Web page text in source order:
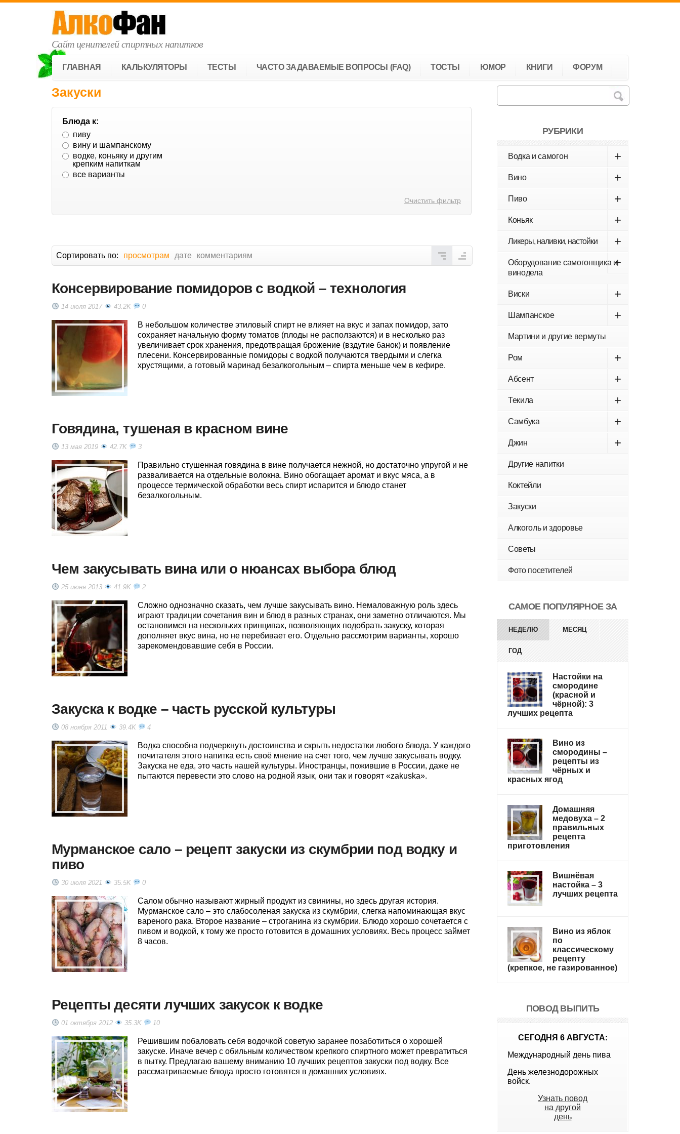
Сайт ценителей спиртных напитков
ГЛАВНАЯ КАЛЬКУЛЯТОРЫ ТЕСТЫ ЧАСТО ЗАДАВАЕМЫЕ ВОПРОСЫ (FAQ) ТОСТЫ ЮМОР КНИГИ ФОРУМ
Закуски
Блюда к:
пиву
вину и шампанскому
водке, коньяку и другим
крепким напиткам
все варианты
Очистить фильтр
Сортировать по: просмотрам дате комментариям
Консервирование помидоров с водкой – технология
14 июля 2017 43.2K 0
В небольшом количестве этиловый спирт не влияет на вкус и запах помидор, зато
сохраняет начальную форму томатов (плоды не расползаются) и в несколько раз
увеличивает срок хранения, предотвращая брожение (вздутие банок) и появление
плесени. Консервированные помидоры с водкой получаются твердыми и слегка
хрустящими, а готовый маринад безалкогольным – спирта меньше чем в кефире.
Говядина, тушеная в красном вине
13 мая 2019 42.7K 3
Правильно стушенная говядина в вине получается нежной, но достаточно упругой и не
разваливается на отдельные волокна. Вино обогащает аромат и вкус мяса, а в
процессе термической обработки весь спирт испарится и блюдо станет
безалкогольным.
Чем закусывать вина или о нюансах выбора блюд
25 июня 2013 41.9K 2
Сложно однозначно сказать, чем лучше закусывать вино. Немаловажную роль здесь
играют традиции сочетания вин и блюд в разных странах, они заметно отличаются. Мы
остановимся на нескольких принципах, позволяющих подобрать закуску, которая
дополняет вкус вина, но не перебивает его. Отдельно рассмотрим варианты, хорошо
зарекомендовавшие себя в России.
Закуска к водке – часть русской культуры
08 ноября 2011 39.4K 4
Водка способна подчеркнуть достоинства и скрыть недостатки любого блюда. У каждого
почитателя этого напитка есть своё мнение на счет того, чем лучше закусывать водку.
Закуска не еда, это часть нашей культуры. Иностранцы, пожившие в России, даже не
пытаются перевести это слово на родной язык, они так и говорят «zakuska».
Мурманское сало – рецепт закуски из скумбрии под водку и
пиво
30 июля 2021 35.5K 0
Салом обычно называют жирный продукт из свинины, но здесь другая история.
Мурманское сало – это слабосоленая закуска из скумбрии, слегка напоминающая вкус
вареного рака. Второе название – строганина из скумбрии. Блюдо хорошо сочетается с
пивом и водкой, к тому же просто готовится в домашних условиях. Весь процесс займет
8 часов.
Рецепты десяти лучших закусок к водке
01 октября 2012 35.3K 10
Решившим побаловать себя водочкой советую заранее позаботиться о хорошей
закуске. Иначе вечер с обильным количеством крепкого спиртного может превратиться
в пытку. Предлагаю вашему вниманию 10 лучших рецептов закуски под водку. Все
рассматриваемые блюда просто готовятся в домашних условиях.
РУБРИКИ
Водка и самогон +
Вино +
Пиво +
Коньяк +
Ликеры, наливки, настойки +
Оборудование самогонщика и
винодела
+
Виски +
Шампанское +
Мартини и другие вермуты
Ром +
Абсент +
Текила +
Самбука +
Джин +
Другие напитки
Коктейли
Закуски
Алкоголь и здоровье
Советы
Фото посетителей
САМОЕ ПОПУЛЯРНОЕ ЗА
НЕДЕЛЮ МЕСЯЦ
ГОД
Настойки на
смородине
(красной и
чёрной): 3
лучших рецепта
Вино из
смородины –
рецепты из
чёрных и
красных ягод
Домашняя
медовуха – 2
правильных
рецепта
приготовления
Вишнёвая
настойка – 3
лучших рецепта
Вино из яблок
по
классическому
рецепту
(крепкое, не газированное)
ПОВОД ВЫПИТЬ
СЕГОДНЯ 6 АВГУСТА:
Международный день пива
День железнодорожных
войск.
Узнать повод
на другой
день